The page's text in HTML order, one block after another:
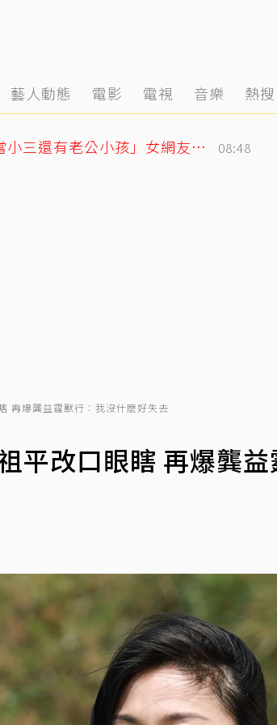
藝人動態 電影 電視 音樂 熱搜
獨／姜厚任小24歲女友遭爆「當小三還有老公小孩」女網友怒揭黑歷史 08:48
再爆龔益霆獸行：我沒什麼好失去
平改口眼瞎 再爆龔